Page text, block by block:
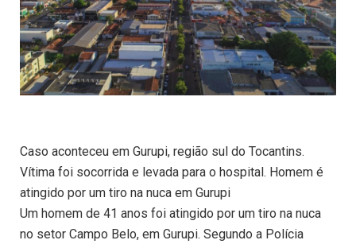
Caso aconteceu em Gurupi, região sul do Tocantins.
Vítima foi socorrida e levada para o hospital. Homem é
atingido por um tiro na nuca em Gurupi
Um homem de 41 anos foi atingido por um tiro na nuca
no setor Campo Belo, em Gurupi. Segundo a Polícia